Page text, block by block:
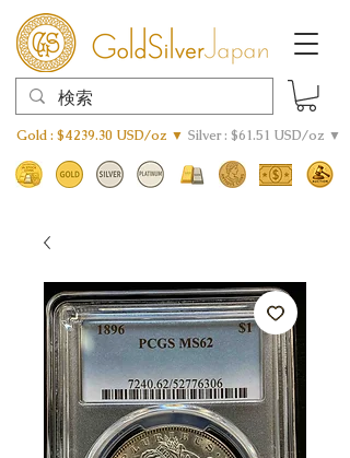
Gold : $4239.30 USD/oz ▼ Silver : $61.51 USD/oz ▼